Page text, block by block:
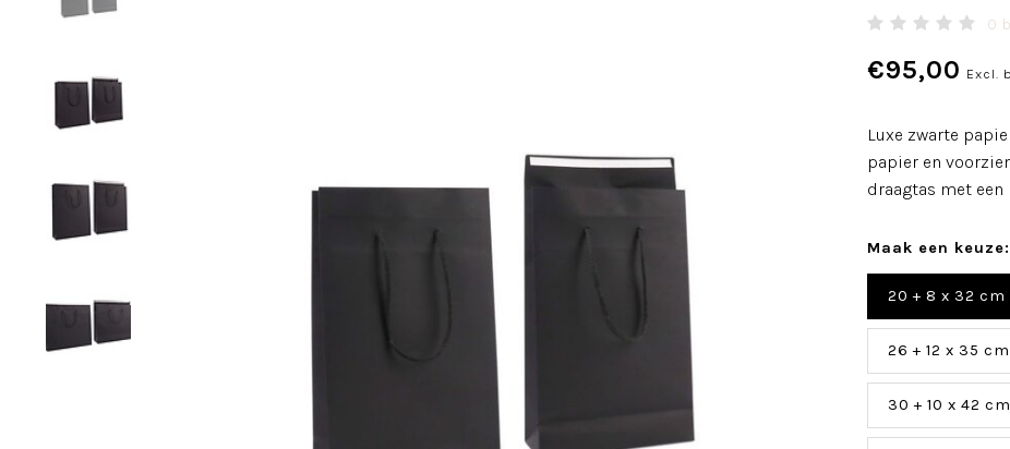
0
€95,00 Excl.
Luxe zwarte
papier en
draagtas met
Maak een keuze:
20 + 8 x 32
26 + 12 x 35
30 + 10 x 42